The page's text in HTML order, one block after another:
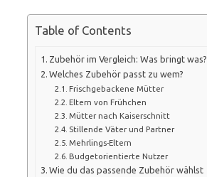
Table of Contents
Zubehör im Vergleich: Was bringt was?
Welches Zubehör passt zu wem?
Frischgebackene Mütter
Eltern von Frühchen
Mütter nach Kaiserschnitt
Stillende Väter und Partner
Mehrlings-Eltern
Budgetorientierte Nutzer
Wie du das passende Zubehör wählst